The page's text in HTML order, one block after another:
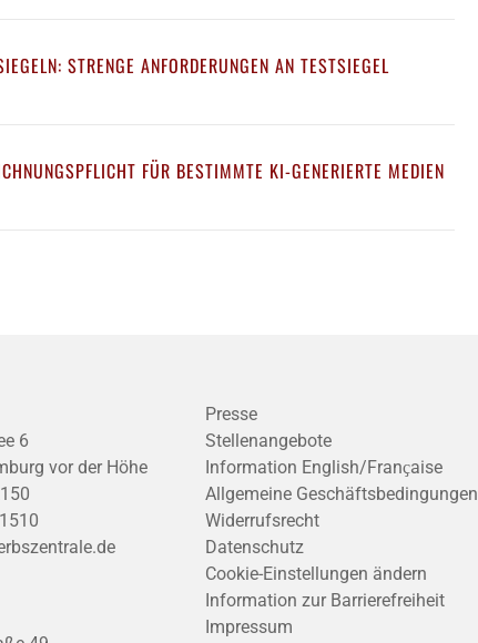
STRENGE ANFORDERUNGEN AN TESTSIEGEL
FÜR BESTIMMTE KI-GENERIERTE MEDIEN
6
vor der Höhe
Presse
Stellenangebote
Information English/Franҫaise
Allgemeine Geschäftsbedingungen
Widerrufsrecht
Datenschutz
Cookie-Einstellungen ändern
Information zur Barrierefreiheit
Impressum